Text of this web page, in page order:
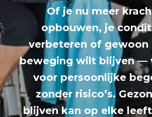
Of je nu meer
opbouwen, je
verbeteren of gewoon
beweging wilt blijven —
voor persoonlijke
zonder risico’s.
blijven kan op elke